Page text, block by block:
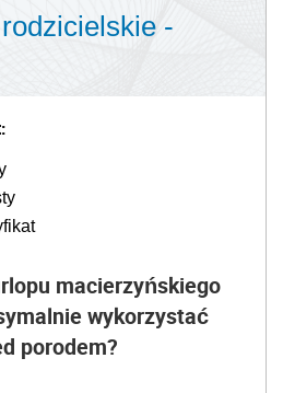
-
macierzyńskiego
wykorzystać
porodem?